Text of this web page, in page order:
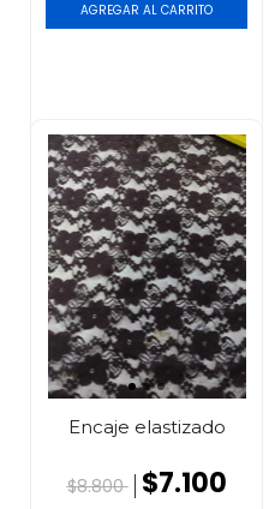
AGREGAR AL CARRITO
Encaje elastizado
$8.800 $7.100